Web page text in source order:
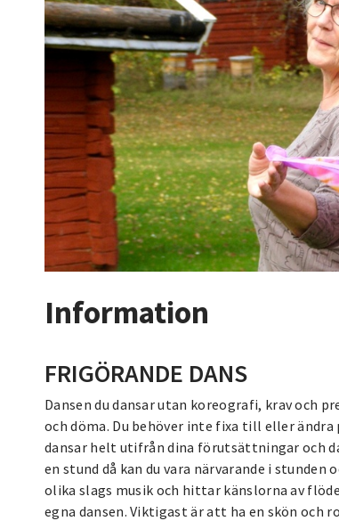
Information
FRIGÖRANDE DANS
Dansen du dansar utan koreografi, krav och
och döma. Du behöver inte fixa till eller ändra
dansar helt utifrån dina förutsättningar och
en stund då kan du vara närvarande i
olika slags musik och hittar känslorna av
egna dansen. Viktigast är att ha en skön och